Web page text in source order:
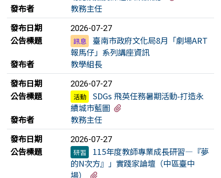
發布者
教務主任
發布日期
2026-07-27
公告標題 訊息
臺南市政府文化局8月「劇場ART
報馬仔」系列講座資訊
發布者
教學組長
發布日期
2026-07-27
公告標題 活動
SDGs 飛英任務暑期活動-打造永
續城市藍圖
發布者
教務主任
發布日期
2026-07-27
公告標題 研習
115年度教師專業成長研習—『夢
的N次方』」實踐家論壇（中區臺中
場）